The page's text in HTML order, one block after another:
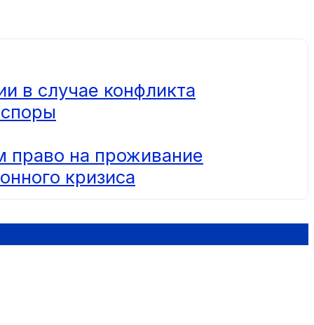
в случае конфликта
на проживание
кризиса